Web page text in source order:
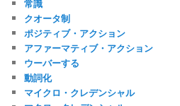
常識
クオータ制
ポジティブ・アクション
アファーマティブ・アクション
ウーバーする
動詞化
マイクロ・クレデンシャル